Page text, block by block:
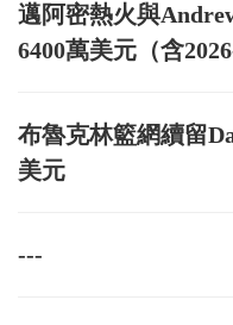
邁阿密熱火與
6400萬美元（含
布魯克林籃網續留
美元
---